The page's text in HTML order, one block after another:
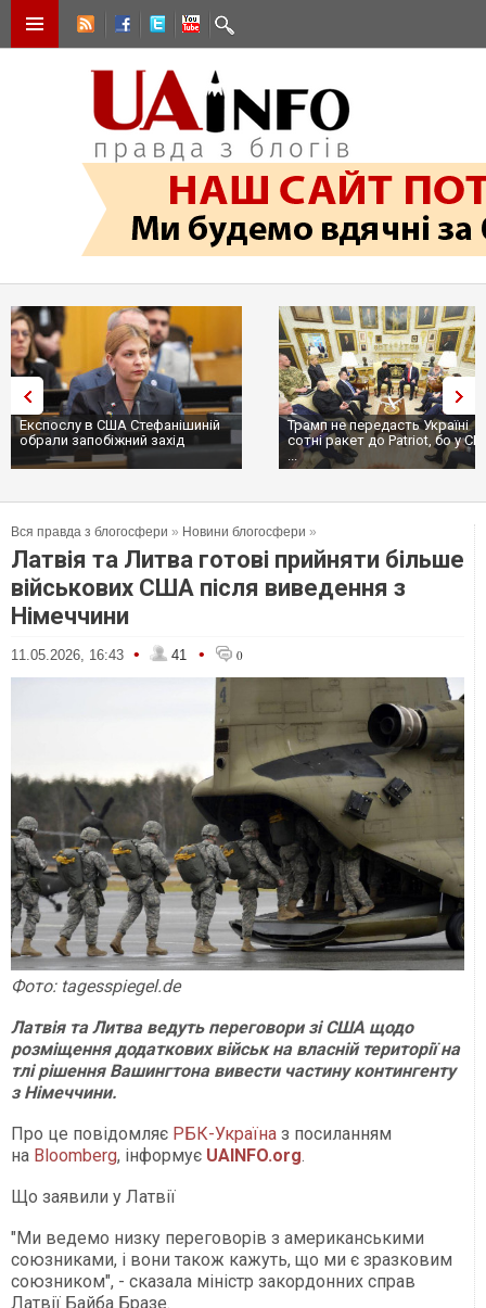
Експослу в США Стефанішиній
обрали запобіжний захід
Трамп не передасть Україні
сотні ракет до Patriot, бо у
...
Вся правда з блогосфери » Новини блогосфери »
Латвія та Литва готові прийняти більше
військових США після виведення з
Німеччини
11.05.2026, 16:43 • 41 • 0
Фото: tagesspiegel.de
Латвія та Литва ведуть переговори зі США щодо
розміщення додаткових військ на власній території на
тлі рішення Вашингтона вивести частину контингенту
з Німеччини.
Про це повідомляє РБК-Україна з посиланням
на Bloomberg, інформує UAINFO.org.
Що заявили у Латвії
"Ми ведемо низку переговорів з американськими
союзниками, і вони також кажуть, що ми є зразковим
союзником", - сказала міністр закордонних справ
Латвії Байба Бразе.